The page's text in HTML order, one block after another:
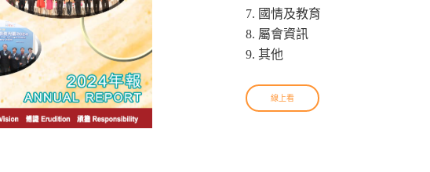
7. 國情及教育
8. 屬會資訊
9. 其他
線上看